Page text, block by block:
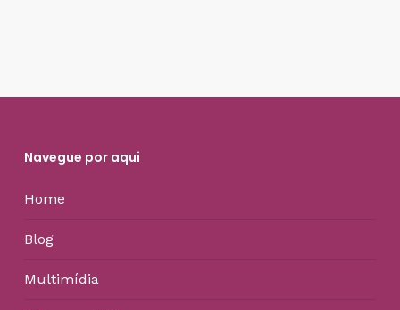
Navegue por aqui
Home
Blog
Multimídia